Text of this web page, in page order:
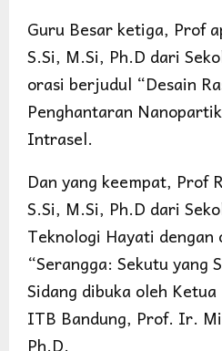
Guru Besar ketiga, Prof
S.Si, M.Si, Ph.D dari
orasi berjudul “Desain
Penghantaran
Intrasel.
Dan yang keempat, Prof
S.Si, M.Si, Ph.D dari
Teknologi Hayati
“Serangga: Sekutu yang
Sidang dibuka oleh
ITB Bandung, Prof. Ir.
Ph.D.